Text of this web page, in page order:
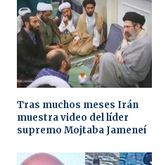
Tras muchos meses Irán
muestra video del líder
supremo Mojtaba Jameneí